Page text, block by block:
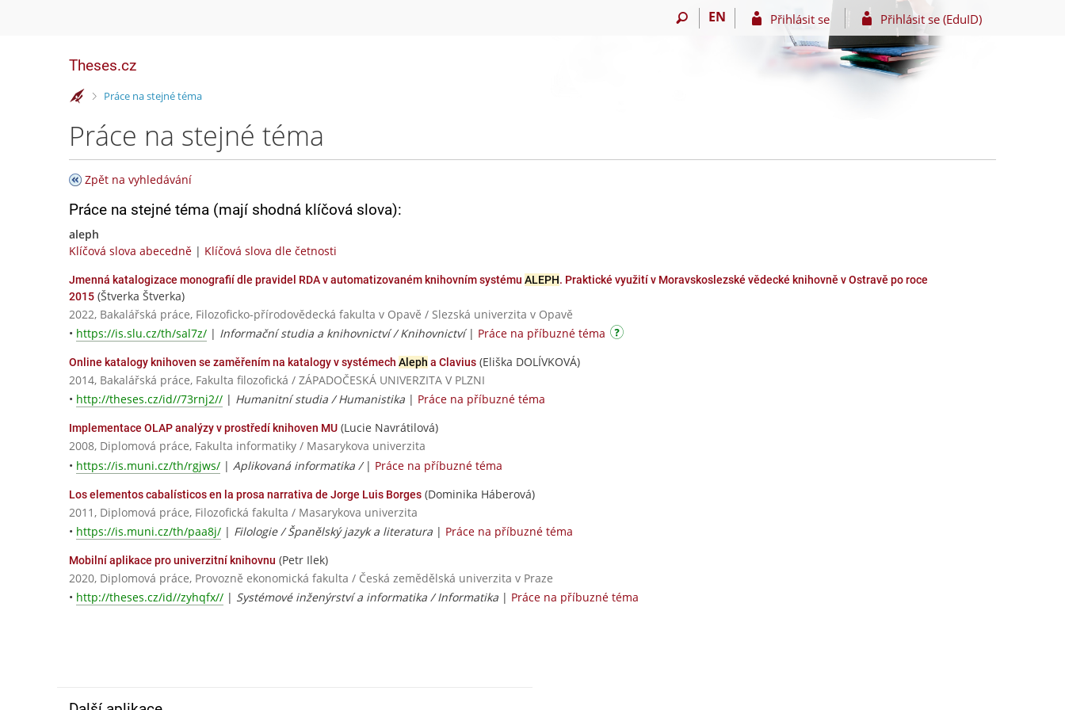
EN Přihlásit se Přihlásit se (EduID)
Theses.cz
>Práce na stejné téma
Práce na stejné téma
Zpět na vyhledávání
Práce na stejné téma (mají shodná klíčová slova):
aleph
Klíčová slova abecedně | Klíčová slova dle četnosti
Jmenná katalogizace monografií dle pravidel RDA v automatizovaném knihovním systému ALEPH. Praktické využití v Moravskoslezské vědecké knihovně v Ostravě po roce
2015 (Štverka Štverka)
2022, Bakalářská práce, Filozoficko-přírodovědecká fakulta v Opavě / Slezská univerzita v Opavě
• https://is.slu.cz/th/sal7z/ | Informační studia a knihovnictví / Knihovnictví| Práce na příbuzné téma
Online katalogy knihoven se zaměřením na katalogy v systémech Aleph a Clavius (Eliška DOLÍVKOVÁ)
2014, Bakalářská práce, Fakulta filozofická / ZÁPADOČESKÁ UNIVERZITA V PLZNI
• http://theses.cz/id//73rnj2// | Humanitní studia / Humanistika | Práce na příbuzné téma
Implementace OLAP analýzy v prostředí knihoven MU (Lucie Navrátilová)
2008, Diplomová práce, Fakulta informatiky / Masarykova univerzita
• https://is.muni.cz/th/rgjws/ | Aplikovaná informatika / | Práce na příbuzné téma
Los elementos cabalísticos en la prosa narrativa de Jorge Luis Borges (Dominika Háberová)
2011, Diplomová práce, Filozofická fakulta / Masarykova univerzita
• https://is.muni.cz/th/paa8j/ | Filologie / Španělský jazyk a literatura | Práce na příbuzné téma
Mobilní aplikace pro univerzitní knihovnu (Petr Ilek)
2020, Diplomová práce, Provozně ekonomická fakulta / Česká zemědělská univerzita v Praze
• http://theses.cz/id//zyhqfx// | Systémové inženýrství a informatika / Informatika | Práce na příbuzné téma